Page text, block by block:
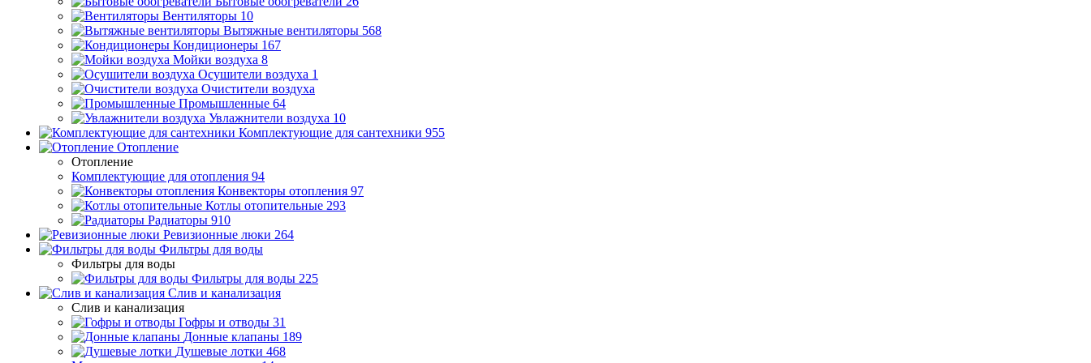
Вентиляторы 10
Вытяжные вентиляторы 568
Кондиционеры 167
Мойки воздуха 8
Осушители воздуха 1
Очистители воздуха
Промышленные 64
Увлажнители воздуха 10
Комплектующие для сантехники 955
Отопление
Отопление
Комплектующие для отопления 94
Конвекторы отопления 97
Котлы отопительные 293
Радиаторы 910
Ревизионные люки 264
Фильтры для воды
Фильтры для воды
Фильтры для воды 225
Слив и канализация
Слив и канализация
Гофры и отводы 31
Донные клапаны 189
Душевые лотки 468